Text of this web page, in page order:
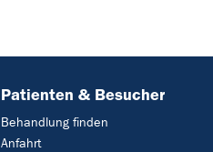
Patienten & Besucher
Behandlung finden
Anfahrt